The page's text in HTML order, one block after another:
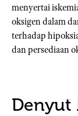
menyertai
oksigen dalam
terhadap
dan persediaan
Denyut